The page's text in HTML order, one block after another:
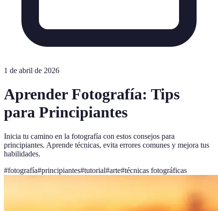
1 de abril de 2026
Aprender Fotografía: Tips
para Principiantes
Inicia tu camino en la fotografía con estos consejos para
principiantes. Aprende técnicas, evita errores comunes y mejora tus
habilidades.
#fotografía#principiantes#tutorial#arte#técnicas fotográficas